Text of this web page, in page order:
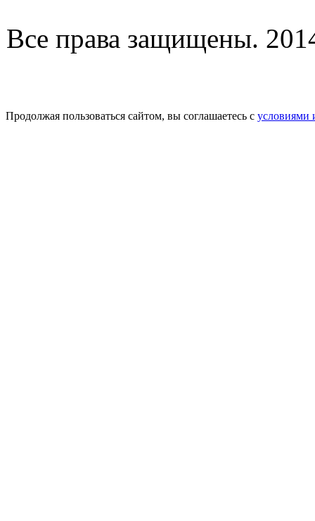
Все права защищены.
Продолжая пользоваться сайтом, вы соглашаетесь с условиями